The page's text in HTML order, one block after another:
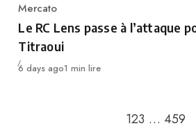
Category
Mercato
Le RC Lens passe à l’attaque
Titraoui
Publié
6 days ago1 min lire
123 … 459